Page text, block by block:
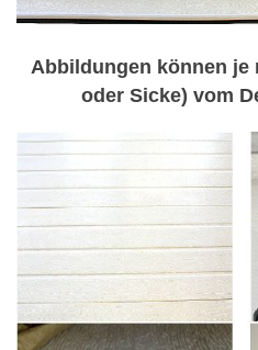
Abbildungen können je
oder Sicke) vom